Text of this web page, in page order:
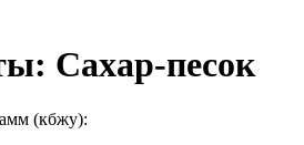
Сахар-песок
(кбжу):